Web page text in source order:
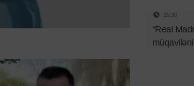
15:30
“Real